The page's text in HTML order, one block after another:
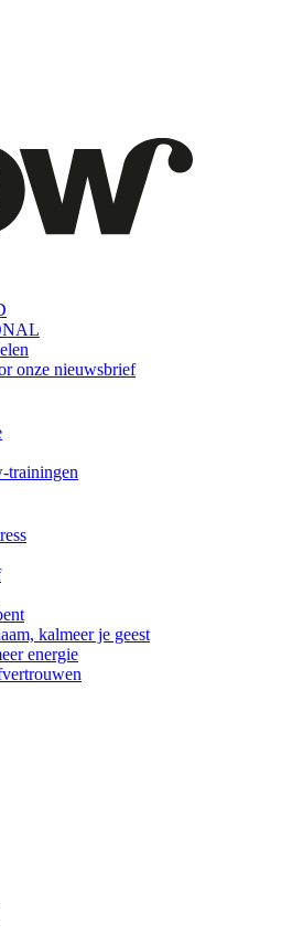
onze nieuwsbrief
trainingen
kalmeer je geest
energie